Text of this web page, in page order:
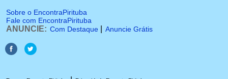
Sobre o EncontraPirituba
Fale com EncontraPirituba
ANUNCIE: Com Destaque Anuncie Grátis